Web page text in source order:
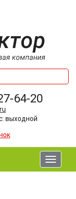
64-20
выходной
Toggle